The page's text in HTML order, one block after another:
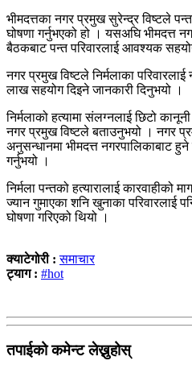
भीमदत्तका नगर प्रमुख सुरेन्द्र विष्टले
घोषणा गर्नुभएको हो । यसअघि भीमदत्त
बैठकबाट पन्त परिवारलाई आवश्यक सहयोग
नगर प्रमुख विष्टले निर्मलाका
लाख सहयोग दिइने जानकारी दिनुभयो ।
निर्मलाको हत्यामा संलग्नलाई छिटो कानूनी
नगर प्रमुख विष्टले बताउनुभयो । नगर
अनुसन्धानमा भीमदत्त नगरपालिकाबाट
गर्नुभयो ।
निर्मला पन्तको हत्यारालाई कारवाहीको
ज्यान गुमाएका शनि खुनाका परिवारलाई
घोषणा गरिएको थियो ।
क्याटेगोरी :समाचार
ट्याग : #hot
तपाईको कमेन्ट लेख्नुहोस्